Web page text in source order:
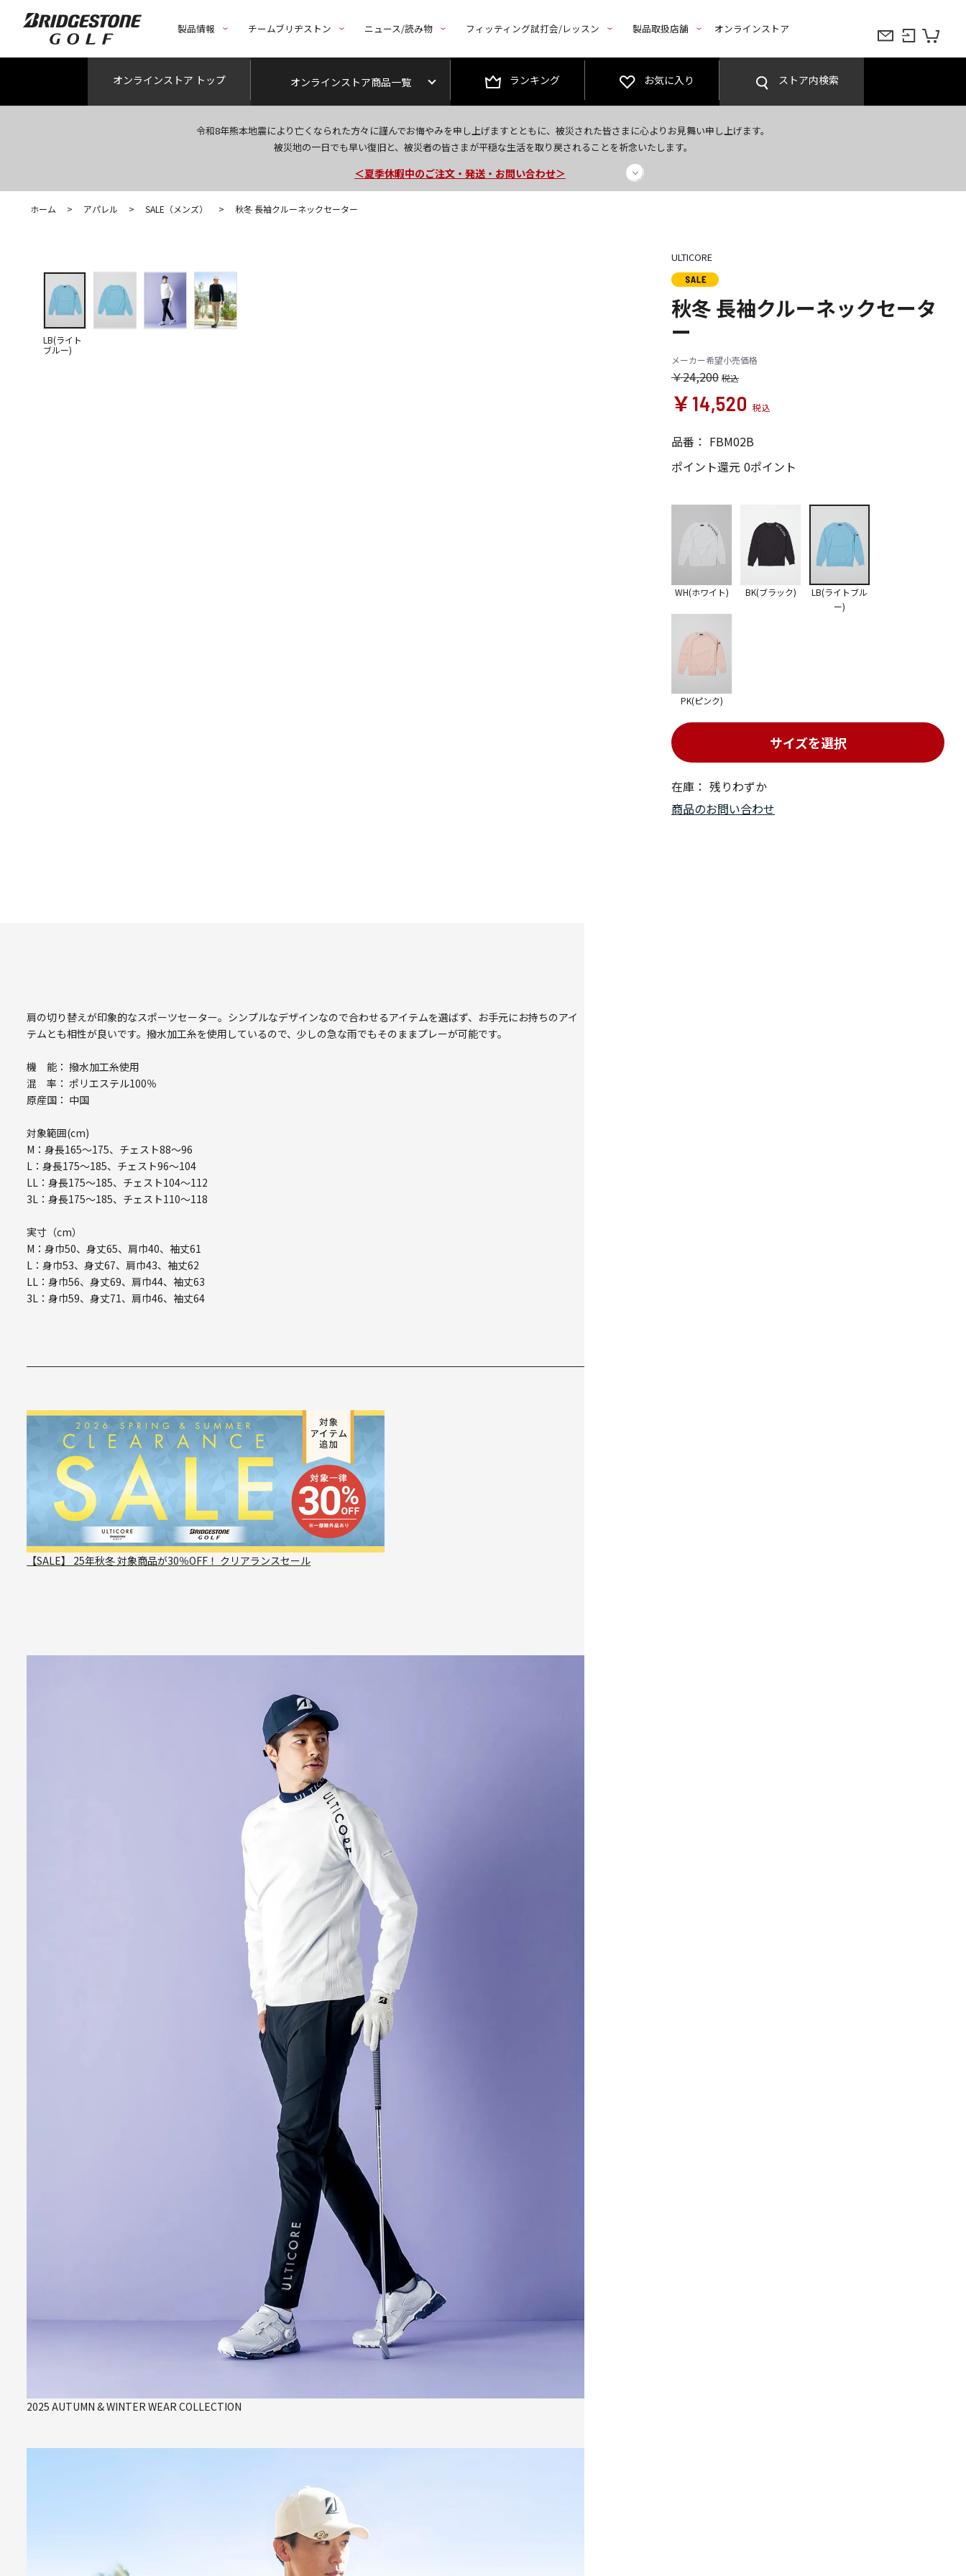
製品情報 チームブリヂストン ニュース/読み物 フィッティング試打会/レッスン 製品取扱店舗 オンラインストア
オンラインストア トップ オンラインストア商品一覧 ランキング お気に入り ストア内検索
令和8年熊本地震により亡くなられた方々に謹んでお悔やみを申し上げますとともに、被災された皆さまに心よりお見舞い申し上げます。
被災地の一日でも早い復旧と、被災者の皆さまが平穏な生活を取り戻されることを祈念いたします。
今なら新規会員登録で1,000円OFFクーポンプレゼント！
＜商品配送に関するお知らせ＞
＜夏季休暇中のご注文・発送・お問い合わせ＞
ホーム > アパレル > SALE（メンズ） > 秋冬 長袖クルーネックセーター
LB(ライト
ブルー)
ULTICORE
秋冬 長袖クルーネックセータ
ー
メーカー希望小売価格
￥24,200
￥14,520
品番： FBM02B
ポイント還元 0ポイント
在庫： 残りわずか
サイズを選択
WH(ホワイト) BK(ブラック)
LB(ライトブル
ー)
PK(ピンク)
商品のお問い合わせ
肩の切り替えが印象的なスポーツセーター。シンプルなデザインなので合わせるアイテムを選ばず、お手元にお持ちのアイ
テムとも相性が良いです。撥水加工糸を使用しているので、少しの急な雨でもそのままプレーが可能です。
機 能： 撥水加工糸使用
混 率： ポリエステル100％
原産国： 中国
対象範囲(cm)
M：身長165～175、チェスト88～96
L：身長175～185、チェスト96～104
LL：身長175～185、チェスト104～112
3L：身長175～185、チェスト110～118
実寸（cm）
M：身巾50、身丈65、肩巾40、袖丈61
L：身巾53、身丈67、肩巾43、袖丈62
LL：身巾56、身丈69、肩巾44、袖丈63
3L：身巾59、身丈71、肩巾46、袖丈64
【SALE】 25年秋冬 対象商品が30％OFF！ クリアランスセール
2025 AUTUMN & WINTER WEAR COLLECTION